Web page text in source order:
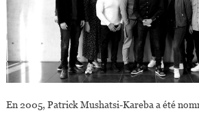
En 2005, Patrick Mushatsi-Kareba a été